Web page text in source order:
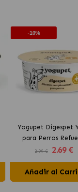
-10%
Yogupet Digespet
para Perros
Digestivo
2.99 € 2.69 €
Añadir al